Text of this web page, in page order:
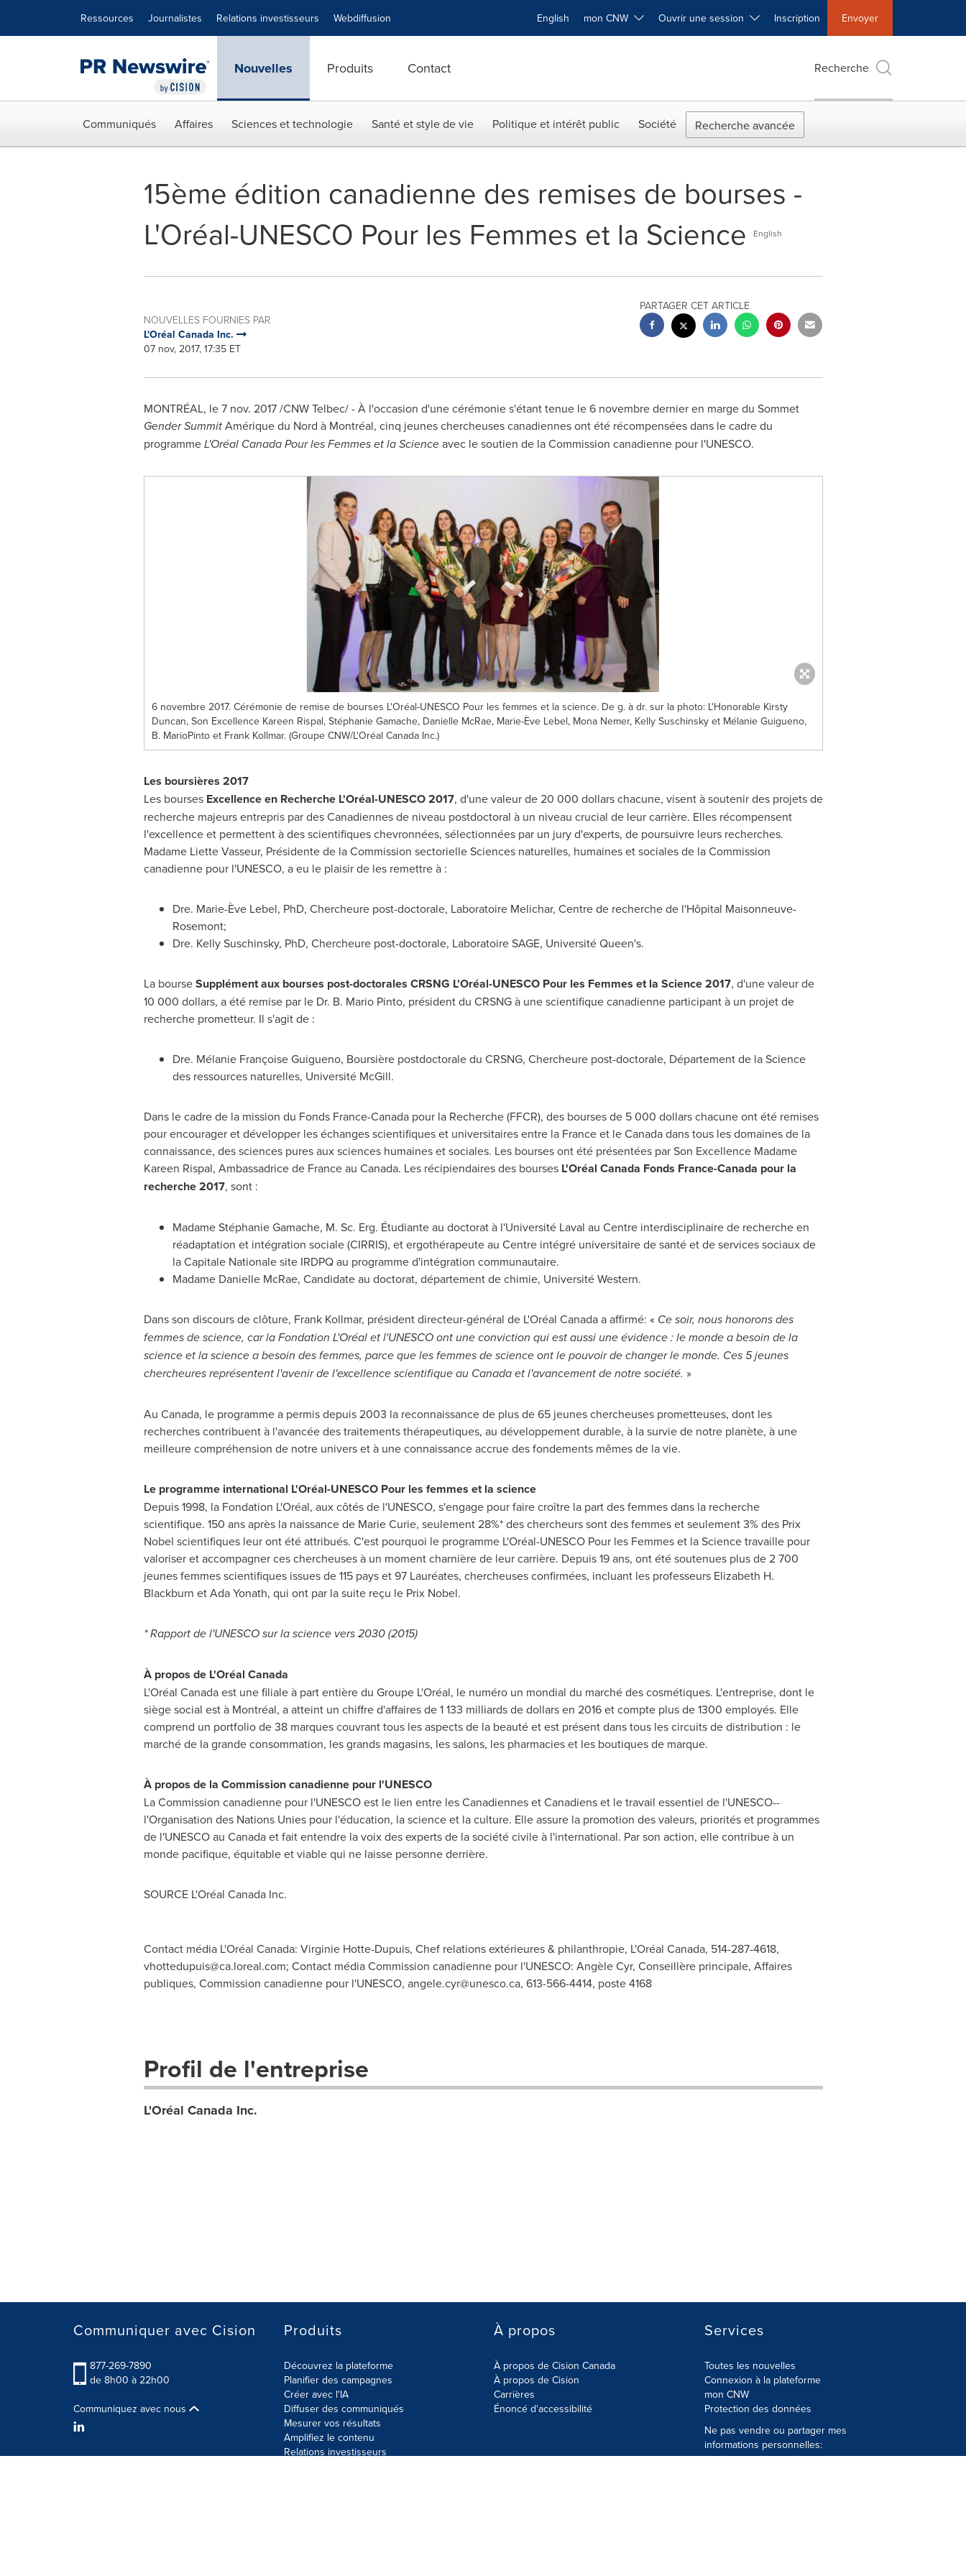
Ressources Journalistes Relations investisseurs Webdiffusion English mon CNW Ouvrir une session Inscription Envoyer
Nouvelles Produits Contact Recherche
Communiqués Affaires Sciences et technologie Santé et style de vie Politique et intérêt public Société Recherche avancée
15ème édition canadienne des remises de bourses -
L'Oréal-UNESCO Pour les Femmes et la Science
English
NOUVELLES FOURNIES PAR
L'Oréal Canada Inc.
07 nov, 2017, 17:35 ET
PARTAGER CET ARTICLE
MONTRÉAL, le7 nov. 2017/CNW Telbec/ - À l'occasion d'une cérémonie s'étant tenue le 6 novembre dernier en marge du Sommet
Gender SummitAmérique du Nord à Montréal, cinq jeunes chercheuses canadiennes ont été récompensées dans le cadre du
programmeL'Oréal Canada Pour les Femmes et la Scienceavec le soutien de la Commission canadienne pour l'UNESCO.
6 novembre 2017. Cérémonie de remise de bourses L'Oréal-UNESCO Pour les femmes et la science. De g. à dr. sur la photo: L'Honorable Kirsty
Duncan, Son Excellence Kareen Rispal, Stéphanie Gamache, Danielle McRae, Marie-Ève Lebel, Mona Nemer, Kelly Suschinsky et Mélanie Guigueno,
B. MarioPinto et Frank Kollmar. (Groupe CNW/L'Oréal Canada Inc.)
Les boursières 2017
Les bourses Excellence en Recherche L'Oréal-UNESCO 2017, d'une valeur de 20 000 dollars chacune, visent à soutenir des projets de
recherche majeurs entrepris par des Canadiennes de niveau postdoctoral à un niveau crucial de leur carrière. Elles récompensent
l'excellence et permettent à des scientifiques chevronnées, sélectionnées par un jury d'experts, de poursuivre leurs recherches.
Madame Liette Vasseur, Présidente de la Commission sectorielle Sciences naturelles, humaines et sociales de la Commission
canadienne pour l'UNESCO, a eu le plaisir de les remettre à :
Dre. Marie-Ève Lebel, PhD, Chercheure post-doctorale, Laboratoire Melichar, Centre de recherche de l'Hôpital Maisonneuve-
Rosemont;
Dre. Kelly Suschinsky, PhD, Chercheure post-doctorale, Laboratoire SAGE, Université Queen's.
La bourseSupplément aux bourses post-doctorales CRSNG L'Oréal-UNESCO Pour les Femmes et la Science 2017, d'une valeur de
10 000 dollars, a été remise par le Dr. B. Mario Pinto, président du CRSNG à une scientifique canadienne participant à un projet de
recherche prometteur. Il s'agit de :
Dre. Mélanie Françoise Guigueno, Boursière postdoctorale du CRSNG, Chercheure post-doctorale, Département de la Science
des ressources naturelles, Université McGill.
Dans le cadre de la mission du Fonds France-Canada pour la Recherche (FFCR), des bourses de 5 000 dollars chacune ont été remises
pour encourager et développer les échanges scientifiques et universitaires entre la Franceet leCanadadans tous les domaines de la
connaissance, des sciences pures aux sciences humaines et sociales. Les bourses ont été présentées par Son Excellence Madame
Kareen Rispal, Ambassadrice de Franceau Canada. Les récipiendaires des bourses L'Oréal Canada Fonds France-Canada pour la
recherche 2017, sont :
Madame Stéphanie Gamache, M. Sc. Erg. Étudiante au doctorat à l'Université Laval au Centre interdisciplinaire de recherche en
réadaptation et intégration sociale (CIRRIS), et ergothérapeute au Centre intégré universitaire de santé et de services sociaux de
la Capitale Nationale site IRDPQ au programme d'intégration communautaire.
Madame Danielle McRae, Candidate au doctorat, département de chimie, Université Western.
Dans son discours de clôture, Frank Kollmar, président directeur-général de L'Oréal Canadaa affirmé: «Ce soir, nous honorons des
femmes de science, car la Fondation L'Oréal et l'UNESCO ont une conviction qui est aussi une évidence : le monde a besoin de la
science et la science a besoin des femmes, parce que les femmes de science ont le pouvoir de changer le monde. Ces 5 jeunes
chercheures représentent l'avenir de l'excellence scientifique au Canadaet l'avancement de notre société. »
Au Canada, le programme a permis depuis 2003 la reconnaissance de plus de 65 jeunes chercheuses prometteuses, dont les
recherches contribuent à l'avancée des traitements thérapeutiques, au développement durable, à la survie de notre planète, à une
meilleure compréhension de notre univers et à une connaissance accrue des fondements mêmes de la vie.
Le programme international L'Oréal-UNESCO Pour les femmes et la science
Depuis 1998, la Fondation L'Oréal, aux côtés de l'UNESCO, s'engage pour faire croître la part des femmes dans la recherche
scientifique. 150 ans après la naissance de Marie Curie, seulement 28%* des chercheurs sont des femmes et seulement 3% des Prix
Nobel scientifiques leur ont été attribués. C'est pourquoi le programme L'Oréal-UNESCO Pour les Femmes et la Science travaille pour
valoriser et accompagner ces chercheuses à un moment charnière de leur carrière. Depuis 19 ans, ont été soutenues plus de 2 700
jeunes femmes scientifiques issues de 115 pays et 97 Lauréates, chercheuses confirmées, incluant les professeurs Elizabeth H.
Blackburn et Ada Yonath, qui ont par la suite reçu le Prix Nobel.
* Rapport de l'UNESCO sur la science vers 2030 (2015)
À propos de L'Oréal Canada
L'Oréal Canadaest une filiale à part entière du Groupe L'Oréal, le numéro un mondial du marché des cosmétiques. L'entreprise, dont le
siège social est à Montréal, a atteint un chiffre d'affaires de 1 133 milliards de dollars en 2016 etcompte plus de 1300 employés. Elle
comprend un portfolio de 38 marques couvrant tous les aspects de la beauté et est présent dans tous les circuits de distribution : le
marché de la grande consommation, les grands magasins, les salons, les pharmacies et les boutiques de marque.
À propos de la Commission canadienne pour l'UNESCO
La Commission canadienne pour l'UNESCO est le lien entre les Canadiennes et Canadiens et le travail essentiel de l'UNESCO--
l'Organisation des Nations Unies pour l'éducation, la science et la culture. Elle assure la promotion des valeurs, priorités et programmes
de l'UNESCO au Canadaet fait entendre la voix des experts de la société civile à l'international. Par son action, elle contribue à un
monde pacifique, équitable et viable qui ne laisse personne derrière.
SOURCE L'Oréal Canada Inc.
Contact média L'Oréal Canada: Virginie Hotte-Dupuis, Chef relations extérieures & philanthropie, L'Oréal Canada, 514-287-4618,
vhottedupuis@ca.loreal.com; Contact média Commission canadienne pour l'UNESCO: Angèle Cyr, Conseillère principale, Affaires
publiques, Commission canadienne pour l'UNESCO, angele.cyr@unesco.ca, 613-566-4414, poste 4168
Profil de l'entreprise
L'Oréal Canada Inc.
Communiquer avec Cision
877-269-7890
de 8h00 à 22h00
Communiquez avec nous
Produits
Découvrez la plateforme
Planifier des campagnes
Créer avec l'IA
Diffuser des communiqués
Mesurer vos résultats
Amplifiez le contenu
Relations investisseurs
À propos
À propos de Cision Canada
À propos de Cision
Carrières
Énoncé d'accessibilité
Services
Toutes les nouvelles
Connexion à la plateforme
mon CNW
Protection des données
Ne pas vendre ou partager mes
informations personnelles: